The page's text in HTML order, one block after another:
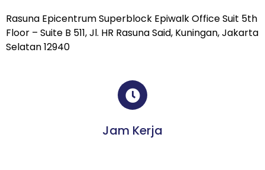
Rasuna Epicentrum Superblock Epiwalk Office Suit 5th
Floor – Suite B 511, Jl. HR Rasuna Said, Kuningan, Jakarta
Selatan 12940
Jam Kerja